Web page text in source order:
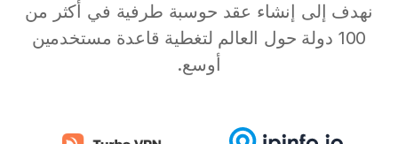
نهدف إلى إنشاء عقد حوسبة طرفية في أكثر من
100 دولة حول العالم لتغطية قاعدة مستخدمين
أوسع.